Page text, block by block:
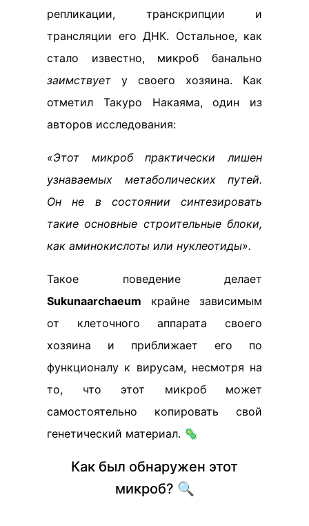
репликации, транскрипции и
трансляции его ДНК. Остальное, как
стало известно, микроб банально
заимствует у своего хозяина. Как
отметил Такуро Накаяма, один из
авторов исследования:
«Этот микроб практически лишен
узнаваемых метаболических путей.
Он не в состоянии синтезировать
такие основные строительные блоки,
как аминокислоты или нуклеотиды».
Такое поведение делает
Sukunaarchaeum крайне зависимым
от клеточного аппарата своего
хозяина и приближает его по
функционалу к вирусам, несмотря на
то, что этот микроб может
самостоятельно копировать свой
генетический материал. 🦠
Как был обнаружен этот
микроб? 🔍